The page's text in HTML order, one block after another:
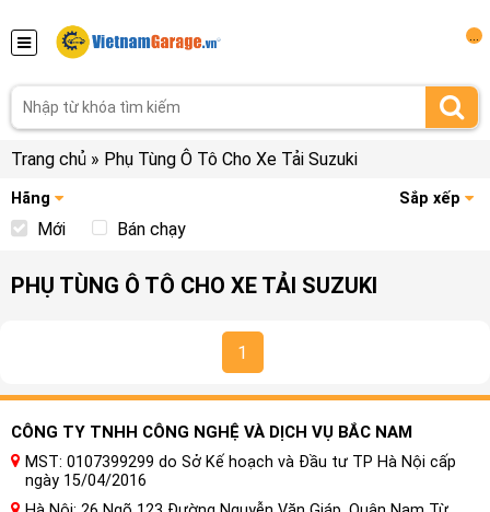
Trang chủ » Phụ Tùng Ô Tô Cho Xe Tải Suzuki
Hãng Sắp xếp
Mới Bán chạy
PHỤ TÙNG Ô TÔ CHO XE TẢI SUZUKI
1
CÔNG TY TNHH CÔNG NGHỆ VÀ DỊCH VỤ BẮC NAM
MST: 0107399299 do Sở Kế hoạch và Đầu tư TP Hà Nội cấp
ngày 15/04/2016